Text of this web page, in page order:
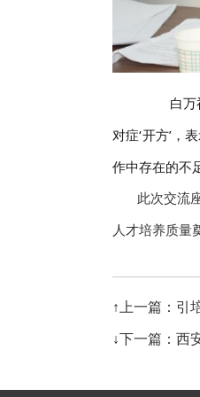
白万祥
对症‘开方’，
作中存在的不
此次交流座
人才培养质量
↑上一篇：引
↓下一篇：西